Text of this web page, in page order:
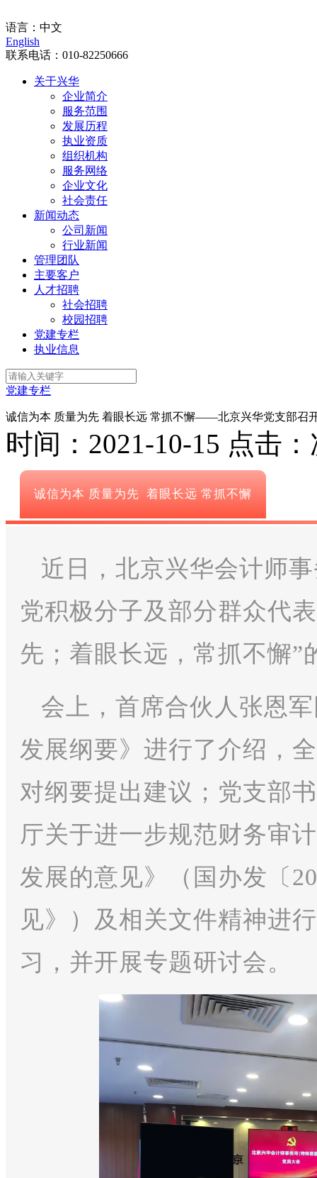
语言： 中文
English
联系电话： 010-82250666
关于兴华
企业简介
服务范围
发展历程
执业资质
组织机构
服务网络
企业文化
社会责任
新闻动态
公司新闻
行业新闻
管理团队
主要客户
人才招聘
社会招聘
校园招聘
党建专栏
执业信息
党建专栏
诚信为本 质量为先 着眼长远 常抓不懈——北京兴华党支部召
时间：2021-10-15 点击：
诚信为本 质量为先 着眼长远 常抓不懈
近日，北京兴华会计师
党积极分子及部分群众代
先；着眼长远，常抓不懈”
会上，首席合伙人张恩
发展纲要》进行了介绍，
对纲要提出建议；党支部
厅关于进一步规范财务审
发展的意见》（国办发〔
见》）及相关文件精神进
习，并开展专题研讨会。